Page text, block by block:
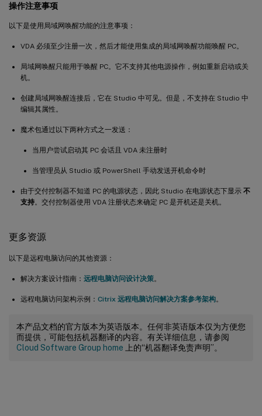
操作注意事项
以下是使用局域网唤醒功能的注意事项：
VDA 必须至少注册一次，然后才能使用集成的局域网唤醒功能唤醒 PC。
局域网唤醒只能用于唤醒 PC。它不支持其他电源操作，例如重新启动或关
机。
创建局域网唤醒连接后，它在 Studio 中可见。但是，不支持在 Studio 中
编辑其属性。
魔术包通过以下两种方式之一发送：
当用户尝试启动其 PC 会话且 VDA 未注册时
当管理员从 Studio 或 PowerShell 手动发送开机命令时
由于交付控制器不知道 PC 的电源状态，因此 Studio 在电源状态下显示 不
支持。交付控制器使用 VDA 注册状态来确定 PC 是开机还是关机。
更多资源
以下是远程电脑访问的其他资源：
解决方案设计指南： 远程电脑访问设计决策。
远程电脑访问架构示例： Citrix 远程电脑访问解决方案参考架构。
本产品文档的官方版本为英语版本。任何非英语版本仅为方便您
而提供，可能包括机器翻译的内容。有关详细信息，请参阅
Cloud Software Group home 上的“机器翻译免责声明”。